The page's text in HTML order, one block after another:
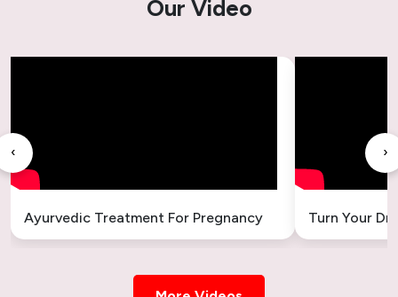
Our Video
‹
Ayurvedic Treatment For Pregnancy Turn Your
›